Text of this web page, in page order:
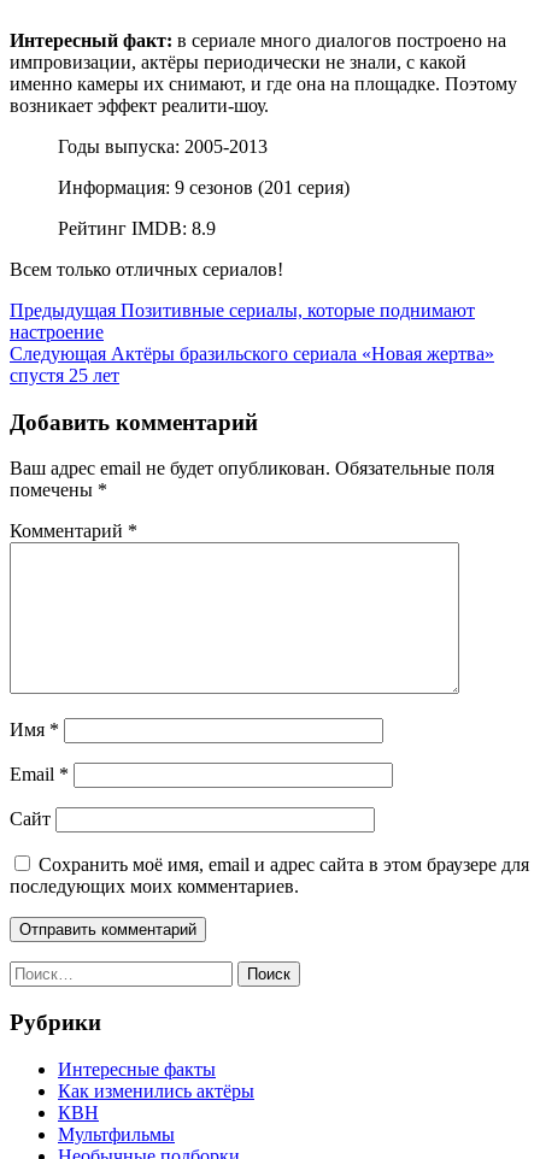
Интересный факт: в сериале много диалогов построено на
импровизации, актёры периодически не знали, с какой
именно камеры их снимают, и где она на площадке. Поэтому
возникает эффект реалити-шоу.
Годы выпуска: 2005-2013
Информация: 9 сезонов (201 серия)
Рейтинг IMDB: 8.9
Всем только отличных сериалов!
Навигация
по
записям
Предыдущая
запись
Предыдущая Позитивные сериалы, которые поднимают
настроение
Следующая
запись
Следующая Актёры бразильского сериала «Новая жертва»
спустя 25 лет
Добавить комментарий
Ваш адрес email не будет опубликован. Обязательные поля
помечены *
Комментарий *
Имя *
Email *
Сайт
Сохранить моё имя, email и адрес сайта в этом браузере для
последующих моих комментариев.
Найти:
Рубрики
Интересные факты
Как изменились актёры
КВН
Мультфильмы